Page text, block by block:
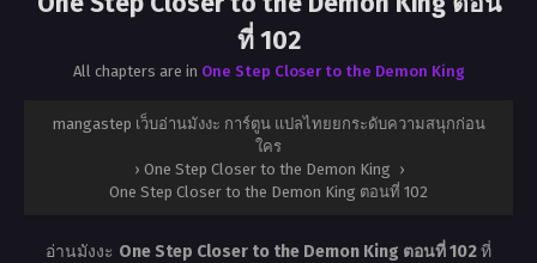
ที่ 102
All chapters are in One Step Closer to the Demon King
mangastep เว็บอ่านมังงะ การ์ตูน แปลไทยยกระดับความสนุกก่อน
ใคร
› One Step Closer to the Demon King ›
One Step Closer to the Demon King ตอนที่ 102
อ่านมังงะ One Step Closer to the Demon King ตอนที่ 102ที่